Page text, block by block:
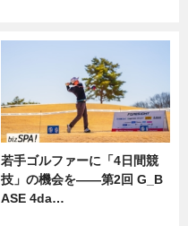
若手ゴルファーに「4日間競
技」の機会を——第2回 G_B
ASE 4da…